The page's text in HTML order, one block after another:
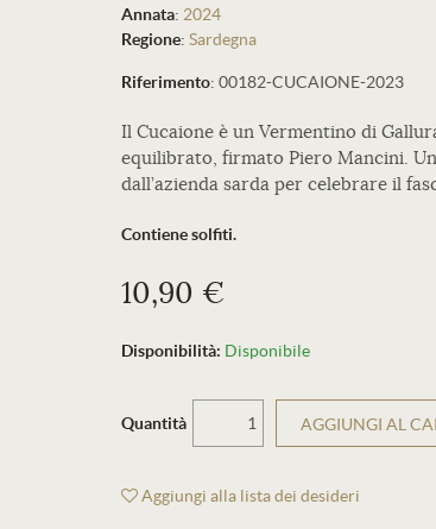
Annata: 2024
Regione: Sardegna
Riferimento: 00182-CUCAIONE-2023
Il Cucaione è un Vermentino di
equilibrato, firmato Piero Mancini.
dall’azienda sarda per celebrare il
Contiene solfiti.
10,90 €
Disponibilità: Disponibile
Quantità AGGIUNGI AL
Aggiungi alla lista dei desideri